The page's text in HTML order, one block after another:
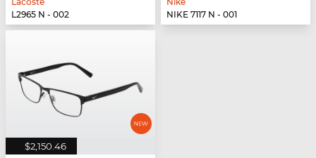
L2965 N - 002
NIKE 7117 N - 001
$2,150.46